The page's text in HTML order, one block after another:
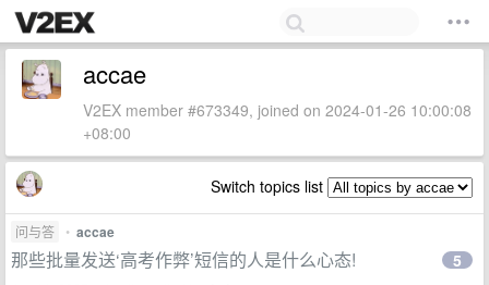
accae
V2EX member #673349, joined on 2024-01-26 10:00:08
+08:00
Switch topics list
问与答 • accae
那些批量发送‘高考作弊’短信的人是什么心态! 5